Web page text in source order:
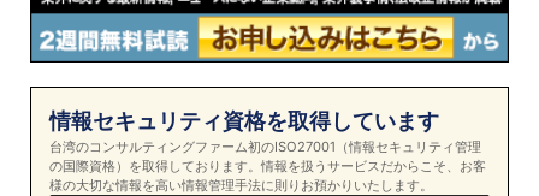
情報セキュリティ資格を取得しています
台湾のコンサルティングファーム初のISO27001（情報セキュリティ管理
の国際資格）を取得しております。情報を扱うサービスだからこそ、お客
様の大切な情報を高い情報管理手法に則りお預かりいたします。